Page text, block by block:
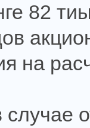
82
на